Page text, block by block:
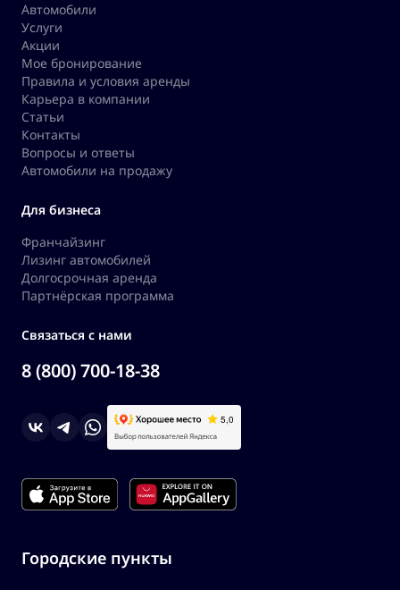
Автомобили
Услуги
Акции
Мое бронирование
Правила и условия аренды
Карьера в компании
Статьи
Контакты
Вопросы и ответы
Автомобили на продажу
Для бизнеса
Франчайзинг
Лизинг автомобилей
Долгосрочная аренда
Партнёрская программа
Связаться с нами
8 (800) 700-18-38
Городские пункты